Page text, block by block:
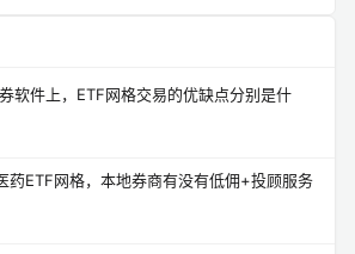
软件上，ETF网格交易的优缺点分别是什
ETF网格，本地券商有没有低佣+投顾服务